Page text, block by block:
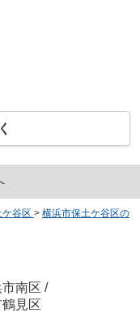
谷区 > 横浜市保土ケ谷区の
南区 /
見区